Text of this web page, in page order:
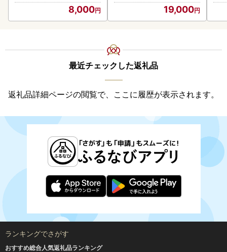
8,000 19,000
最近チェックした返礼品
返礼品詳細ページの閲覧で、ここに履歴が表示されます。
ランキングでさがす
おすすめ総合人気返礼品ランキング